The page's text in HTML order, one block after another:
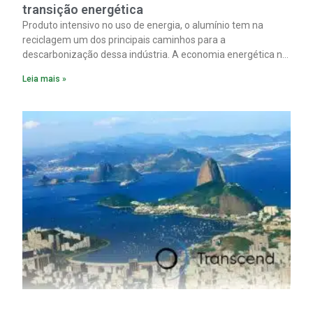
transição energética
Produto intensivo no uso de energia, o alumínio tem na
reciclagem um dos principais caminhos para a
descarbonização dessa indústria. A economia energética na
material. A produção de um alumínio mais limpo, no entanto,
insumo, a sucata, devido, sobretudo, ao interesse chinês
pela matéria-prima.
Leia mais »